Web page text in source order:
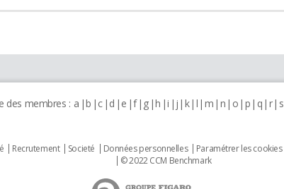
des membres : a b c d e f g h i j k l m n o p q r s
Recrutement Societé Données personnelles Paramétrer les cookies
© 2022 CCM Benchmark